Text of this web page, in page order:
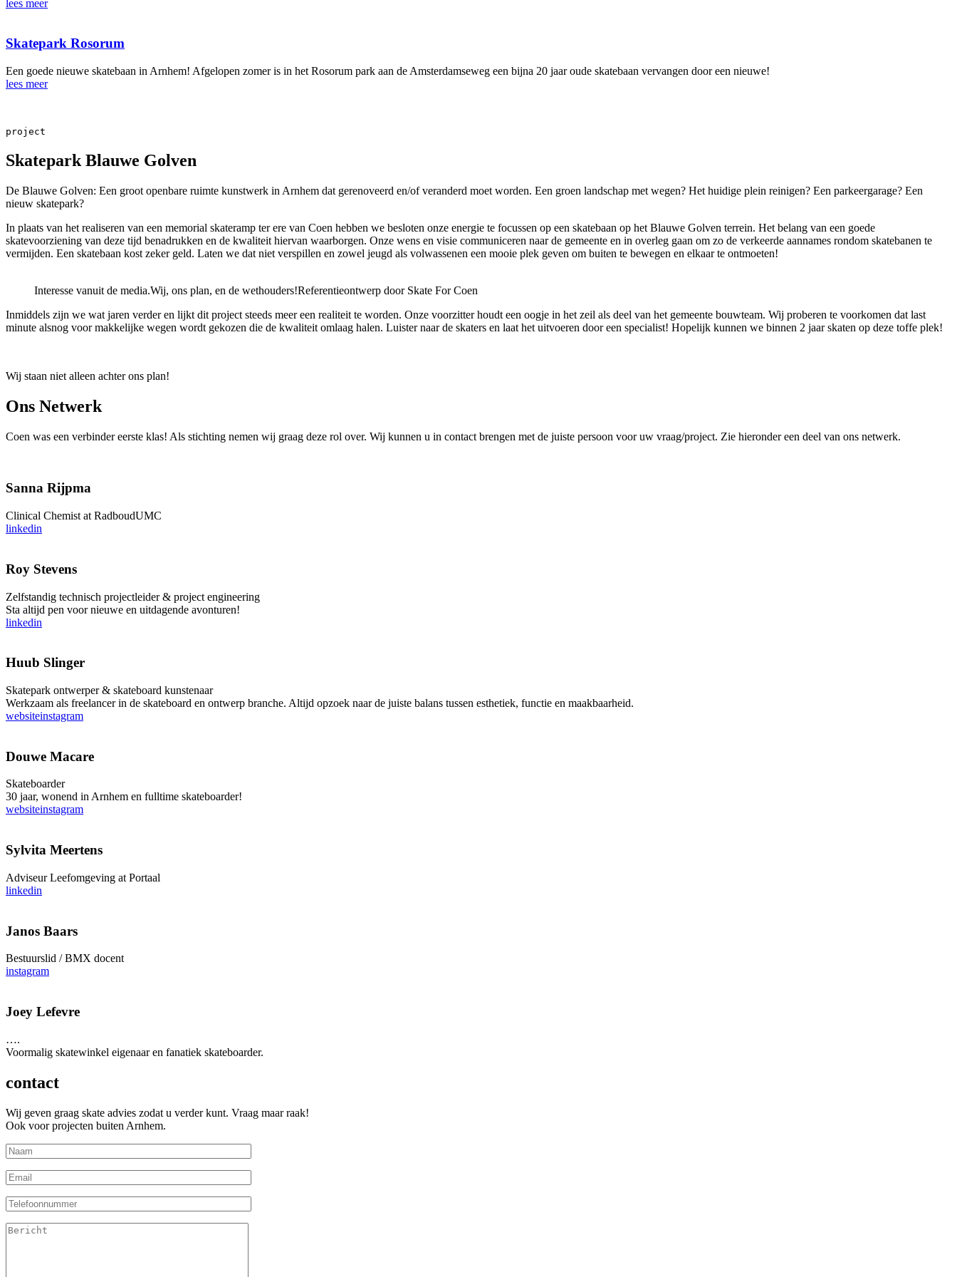
lees meer
Skatepark Rosorum
Een goede nieuwe skatebaan in Arnhem! Afgelopen zomer is in het Rosorum park aan de Amsterdamseweg een bijna 20 jaar oude skatebaan vervangen door een nieuwe!
lees meer
project
Skatepark Blauwe Golven
De Blauwe Golven: Een groot openbare ruimte kunstwerk in Arnhem dat gerenoveerd en/of veranderd moet worden. Een groen landschap met wegen? Het huidige plein reinigen? Een parkeergarage? Een
nieuw skatepark?
In plaats van het realiseren van een memorial skateramp ter ere van Coen hebben we besloten onze energie te focussen op een skatebaan op het Blauwe Golven terrein. Het belang van een goede
skatevoorziening van deze tijd benadrukken en de kwaliteit hiervan waarborgen. Onze wens en visie communiceren naar de gemeente en in overleg gaan om zo de verkeerde aannames rondom skatebanen te
vermijden. Een skatebaan kost zeker geld. Laten we dat niet verspillen en zowel jeugd als volwassenen een mooie plek geven om buiten te bewegen en elkaar te ontmoeten!
Interesse vanuit de media.Wij, ons plan, en de wethouders!Referentieontwerp door Skate For Coen
Inmiddels zijn we wat jaren verder en lijkt dit project steeds meer een realiteit te worden. Onze voorzitter houdt een oogje in het zeil als deel van het gemeente bouwteam. Wij proberen te voorkomen dat last
minute alsnog voor makkelijke wegen wordt gekozen die de kwaliteit omlaag halen. Luister naar de skaters en laat het uitvoeren door een specialist! Hopelijk kunnen we binnen 2 jaar skaten op deze toffe plek!
Wij staan niet alleen achter ons plan!
Ons Netwerk
Coen was een verbinder eerste klas! Als stichting nemen wij graag deze rol over. Wij kunnen u in contact brengen met de juiste persoon voor uw vraag/project. Zie hieronder een deel van ons netwerk.
Sanna Rijpma
Clinical Chemist at RadboudUMC
linkedin
Roy Stevens
Zelfstandig technisch projectleider & project engineering
Sta altijd pen voor nieuwe en uitdagende avonturen!
linkedin
Huub Slinger
Skatepark ontwerper & skateboard kunstenaar
Werkzaam als freelancer in de skateboard en ontwerp branche. Altijd opzoek naar de juiste balans tussen esthetiek, functie en maakbaarheid.
websiteinstagram
Douwe Macare
Skateboarder
30 jaar, wonend in Arnhem en fulltime skateboarder!
websiteinstagram
Sylvita Meertens
Adviseur Leefomgeving at Portaal
linkedin
Janos Baars
Bestuurslid / BMX docent
instagram
Joey Lefevre
….
Voormalig skatewinkel eigenaar en fanatiek skateboarder.
contact
Wij geven graag skate advies zodat u verder kunt. Vraag maar raak!
Ook voor projecten buiten Arnhem.